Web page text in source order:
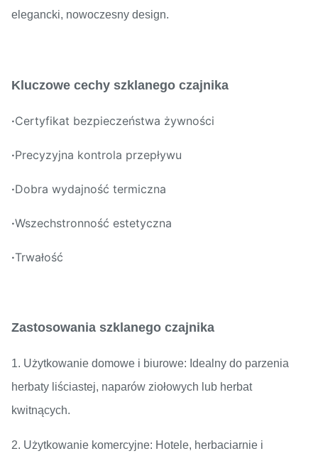
elegancki, nowoczesny design.
Kluczowe cechy szklanego czajnika
·Certyfikat bezpieczeństwa żywności
·Precyzyjna kontrola przepływu
·Dobra wydajność termiczna
·Wszechstronność estetyczna
·Trwałość
Zastosowania szklanego czajnika
1. Użytkowanie domowe i biurowe: Idealny do parzenia
herbaty liściastej, naparów ziołowych lub herbat
kwitnących.
2. Użytkowanie komercyjne: Hotele, herbaciarnie i